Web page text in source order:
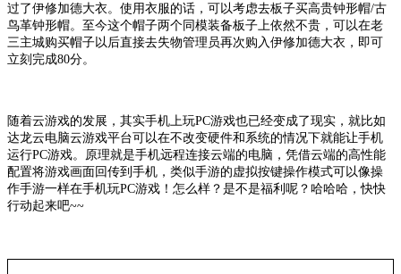
过了伊修加德大衣。使用衣服的话，可以考虑去板子买高贵钟形帽/古
鸟革钟形帽。至今这个帽子两个同模装备板子上依然不贵，可以在老
三主城购买帽子以后直接去失物管理员再次购入伊修加德大衣，即可
立刻完成80分。
随着云游戏的发展，其实手机上玩PC游戏也已经变成了现实，就比如
达龙云电脑云游戏平台可以在不改变硬件和系统的情况下就能让手机
运行PC游戏。原理就是手机远程连接云端的电脑，凭借云端的高性能
配置将游戏画面回传到手机，类似手游的虚拟按键操作模式可以像操
作手游一样在手机玩PC游戏！怎么样？是不是福利呢？哈哈哈，快快
行动起来吧~~